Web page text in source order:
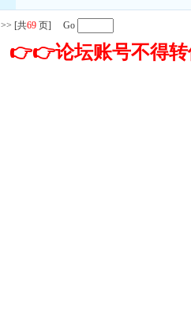
>> [共69 页] Go
👉👉论坛账号不得转